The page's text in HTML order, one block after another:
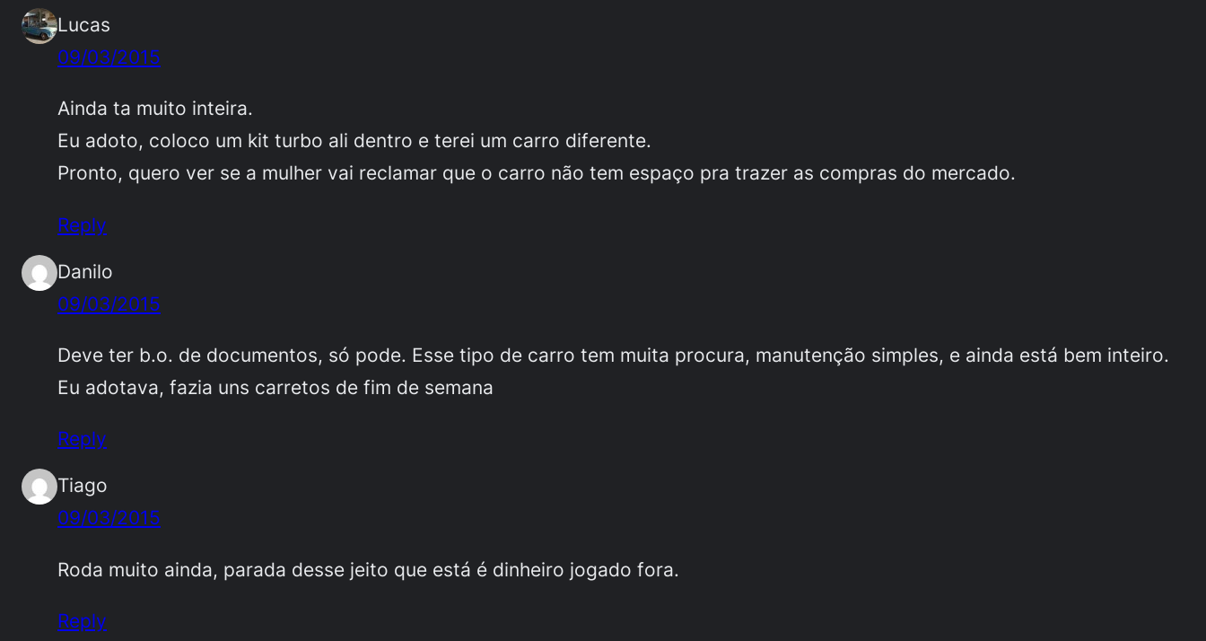
Lucas
09/03/2015
Ainda ta muito inteira.
Eu adoto, coloco um kit turbo ali dentro e terei um carro diferente.
Pronto, quero ver se a mulher vai reclamar que o carro não tem espaço pra trazer as compras do mercado.
Reply
Danilo
09/03/2015
Deve ter b.o. de documentos, só pode. Esse tipo de carro tem muita procura, manutenção simples, e ainda está bem inteiro.
Eu adotava, fazia uns carretos de fim de semana
Reply
Tiago
09/03/2015
Roda muito ainda, parada desse jeito que está é dinheiro jogado fora.
Reply